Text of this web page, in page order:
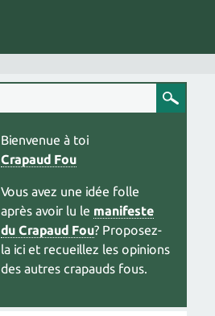
Bienvenue à toi
Crapaud Fou
Vous avez une idée folle
après avoir lu le manifeste
du Crapaud Fou? Proposez-
la ici et recueillez les opinions
des autres crapauds fous.